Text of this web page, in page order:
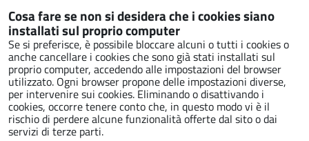
Cosa fare se non si desidera che i cookies siano
installati sul proprio computer
Se si preferisce, è possibile bloccare alcuni o tutti i cookies o
anche cancellare i cookies che sono già stati installati sul
proprio computer, accedendo alle impostazioni del browser
utilizzato. Ogni browser propone delle impostazioni diverse,
per intervenire sui cookies. Eliminando o disattivando i
cookies, occorre tenere conto che, in questo modo vi è il
rischio di perdere alcune funzionalità offerte dal sito o dai
servizi di terze parti.